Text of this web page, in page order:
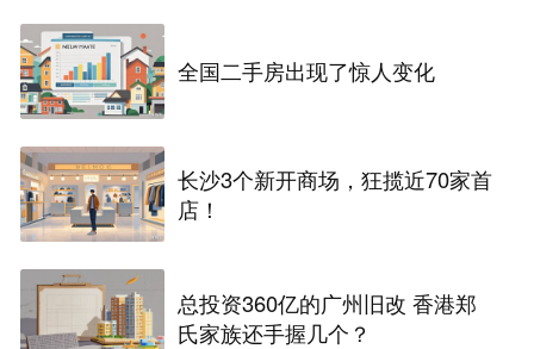
全国二手房出现了惊人变化
长沙3个新开商场，狂揽近70家首
店！
总投资360亿的广州旧改 香港郑
氏家族还手握几个？